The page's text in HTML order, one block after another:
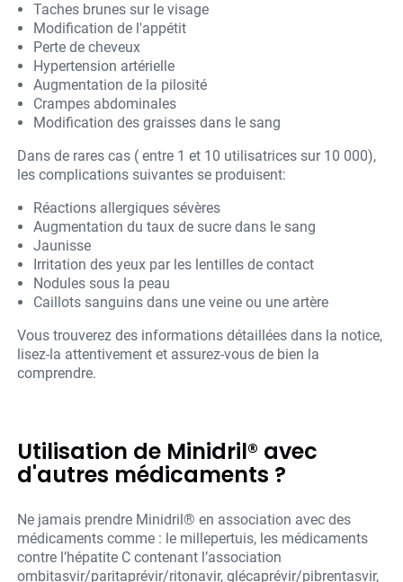
Taches brunes sur le visage
Modification de l'appétit
Perte de cheveux
Hypertension artérielle
Augmentation de la pilosité
Crampes abdominales
Modification des graisses dans le sang
Dans de rares cas ( entre 1 et 10 utilisatrices sur 10 000),
les complications suivantes se produisent:
Réactions allergiques sévères
Augmentation du taux de sucre dans le sang
Jaunisse
Irritation des yeux par les lentilles de contact
Nodules sous la peau
Caillots sanguins dans une veine ou une artère
Vous trouverez des informations détaillées dans la notice,
lisez-la attentivement et assurez-vous de bien la
comprendre.
Utilisation de Minidril® avec
d'autres médicaments ?
Ne jamais prendre Minidril® en association avec des
médicaments comme : le millepertuis, les médicaments
contre l’hépatite C contenant l’association
ombitasvir/paritaprévir/ritonavir, glécaprévir/pibrentasvir,